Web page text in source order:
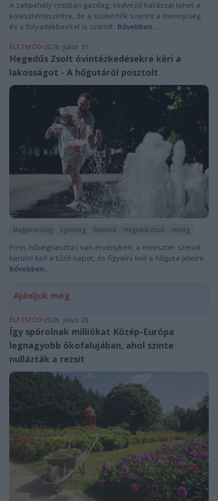
A zabpehely rostban gazdag, kedvező hatással lehet a
koleszterinszintre, de a szakértők szerint a mennyiség
és a folyadékbevitel is számít. Bővebben...
ÉLETMÓD 2026. július 31.
Hegedűs Zsolt óvintézkedésekre kéri a
lakosságot - A hőgutáról posztolt
Magyarország Egészség Életmód Hegedűs Zsolt Hőség
Piros hőségriasztás van érvényben, a miniszter szerint
kerülni kell a tűző napot, és figyelni kell a hőguta jeleire.
Bővebben...
Ajánljuk még
ÉLETMÓD 2026. július 26.
Így spórolnak milliókat Közép-Európa
legnagyobb ökofalujában, ahol szinte
nullázták a rezsit